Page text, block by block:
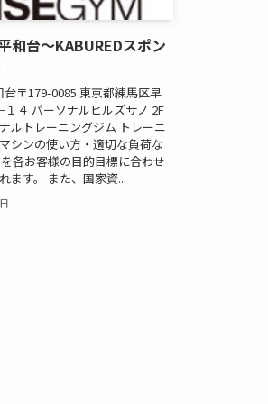
和台〜KABUREDスポン
台〒179-0085 東京都練馬区早
１４ パーソナルヒルズサノ 2F
ルトレーニングジム トレーニ
シンの使い方・適切な負荷な
各お客様の目的目標に合わせ
ます。 また、国家資...